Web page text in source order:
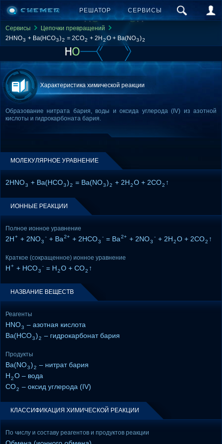
РЕШАТОР СЕРВИСЫ
Сервисы
Цепочки превращений
2HNO3 + Ba(HCO3)2 = 2CO2 + 2H 2O + Ba(NO3)2
Характеристика химической реакции
Образование нитрата бария, воды и оксида углерода (IV) из азотной
кислоты и гидрокарбоната бария.
МОЛЕКУЛЯРНОЕ УРАВНЕНИЕ
2HNO3 + Ba(HCO3)2 = Ba(NO3)2 + 2H2O + 2CO2 ↑
ИОННЫЕ РЕАКЦИИ
Полное ионное уравнение
2H+ + 2NO3
- + Ba2+ + 2HCO3
- = Ba2+ + 2NO3
- + 2H2O + 2CO2 ↑
Краткое (сокращенное) ионное уравнение
H+ + HCO3
- = H2O + CO2 ↑
НАЗВАНИЕ ВЕЩЕСТВ
Реагенты
HNO3 – азотная кислота
Ba(HCO3)2 – гидрокарбонат бария
Продукты
Ba(NO3)2 – нитрат бария
H2O – вода
CO2 – оксид углерода (IV)
КЛАССИФИКАЦИЯ ХИМИЧЕСКОЙ РЕАКЦИИ
По числу и составу реагентов и продуктов реакции